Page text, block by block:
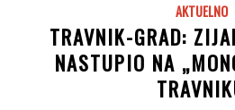
AKTUELNO
TRAVNIK-GRAD:
NASTUPIO NA